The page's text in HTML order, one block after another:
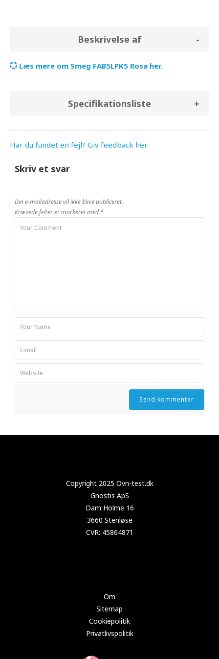
Beskrivelse af
Læs mere om Smeg FAB5LPK5 Rosa her.
Specifikationsliste
Har du fundet en fejl? Giv feedback her
Skriv et svar
Din e-mailadresse vil ikke blive publiceret.
Krævede felter er markeret med *
Om
Sitemap
Cookiepolitik
Privatlivspolitik